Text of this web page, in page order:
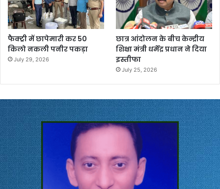
फैक्ट्री में छापेमारी कर 50
किलो नकली पनीर पकड़ा
July 29, 2026
छात्र आंदोलन के बीच केन्द्रीय
शिक्षा मंत्री धर्मेंद्र प्रधान ने दिया
इस्तीफा
July 25, 2026